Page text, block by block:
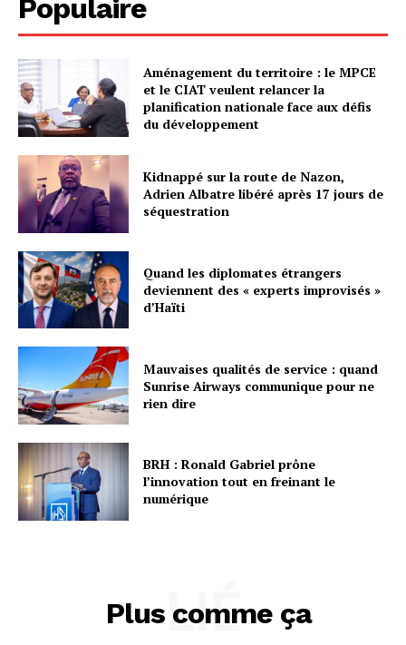
Populaire
Aménagement du territoire : le MPCE
et le CIAT veulent relancer la
planification nationale face aux défis
du développement
Kidnappé sur la route de Nazon,
Adrien Albatre libéré après 17 jours de
séquestration
Quand les diplomates étrangers
deviennent des « experts improvisés »
d’Haïti
Mauvaises qualités de service : quand
Sunrise Airways communique pour ne
rien dire
BRH : Ronald Gabriel prône
l’innovation tout en freinant le
numérique
Plus comme ça
LIÉ